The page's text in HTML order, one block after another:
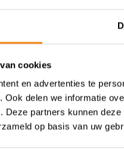
cookies
en advertenties te
Ook delen we informatie
Deze partners kunnen
op basis van uw
zo snel mogelijk
Neem contact op met